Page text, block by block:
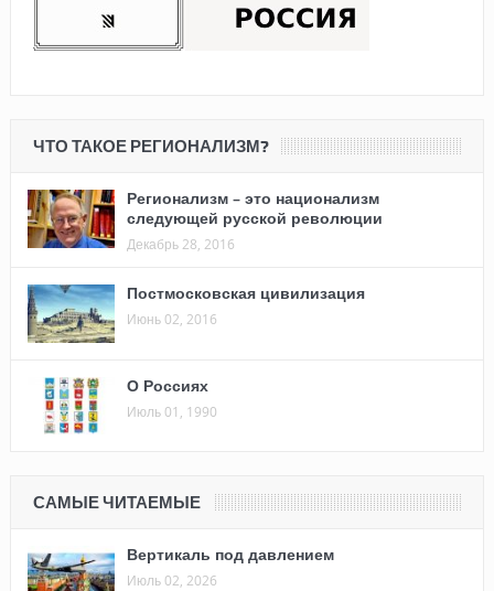
ЧТО ТАКОЕ РЕГИОНАЛИЗМ?
Регионализм – это национализм
следующей русской революции
Декабрь 28, 2016
Постмосковская цивилизация
Июнь 02, 2016
О Россиях
Июль 01, 1990
САМЫЕ ЧИТАЕМЫЕ
Вертикаль под давлением
Июль 02, 2026